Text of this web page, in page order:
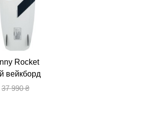
Rocket
вейкборд
37 990 ₴